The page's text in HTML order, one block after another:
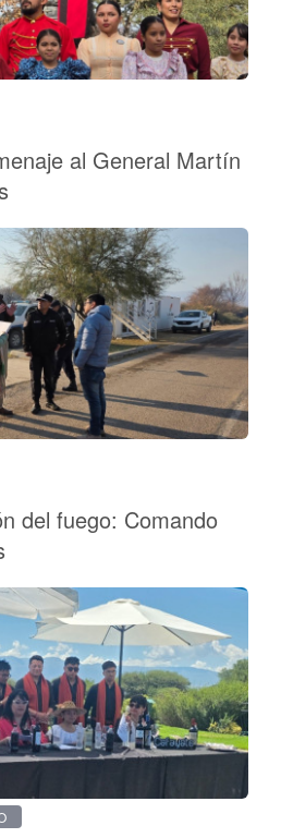
al General Martín
del fuego: Comando